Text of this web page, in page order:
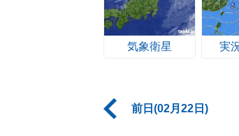
気象衛星 実
前日(02月22日)